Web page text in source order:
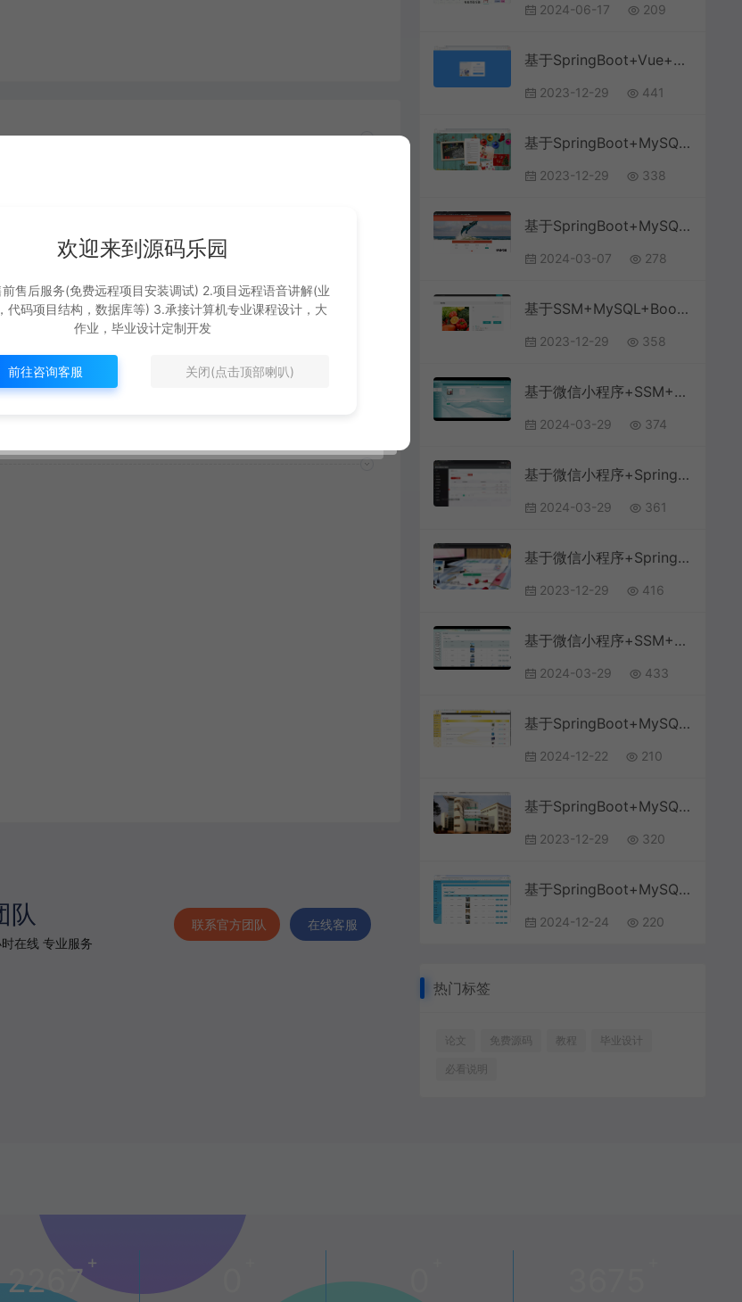
ek+ai的外卖配送系统
# 最新
12
3的校园二手交易平台
队
在线 专业服务
联系官方团队 在线客服
2024-06-17 209
基于SpringBoot+Vue+MySQL前后端分离的学生教务系统(附文档)
2023-12-29 441
基于SpringBoot+MySQL+Vue前后端分离的旅游推荐系统(附论文)
2023-12-29 338
基于SpringBoot+MySQL+Vue.js的人才管理系统(附论文)
2024-03-07 278
基于SSM+MySQL+Bootstrap+SpringBoot的农产品销售商城系统
2023-12-29 358
基于微信小程序+SSM+MySQL的驾考小程序(附论文)
2024-03-29 374
基于微信小程序+SpringBoot+MySQL的研学自习室选座与门禁小程序(附论文)
2024-03-29 361
基于微信小程序+SpringBoot+MySQL的汽车维修管理小程序(附论文)
2023-12-29 416
基于微信小程序+SSM+MySQL的医院挂号预约小程序(附论文)
2024-03-29 433
基于SpringBoot+MySQL+Vue.js的电子产品销售网站
2024-12-22 210
基于SpringBoot+MySQL+Vue的校园失物招领系统(附论文)
2023-12-29 320
基于SpringBoot+MySQL+Vue.js的物流管理系统(附论文)
2024-12-24 220
热门标签
论文 免费源码 教程 毕业设计
必看说明
2267+
欢迎来到源码乐园
前售后服务(免费远程项目安装调试) 2.项目远程语音讲解(业
代码项目结构，数据库等) 3.承接计算机专业课程设计，大
作业，毕业设计定制开发
前往咨询客服 关闭(点击顶部喇叭)